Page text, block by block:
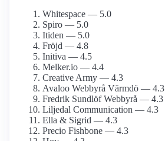
Whitespace — 5.0
Spiro — 5.0
Itiden — 5.0
Fröjd — 4.8
Initiva — 4.5
Melker.io — 4.4
Creative Army — 4.3
Avaloo Webbyrå Värmdö — 4.3
Fredrik Sundlöf Webbyrå — 4.3
Liljedal Communication — 4.3
Ella & Sigrid — 4.3
Precio Fishbone — 4.3